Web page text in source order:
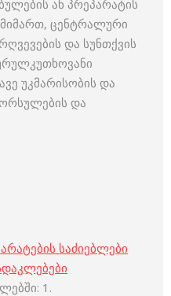
ან პრეპარატის
მიმართ, ცენტრალური
და სუნთქვის
უკმარისობის და
და
საძიებლები
1.